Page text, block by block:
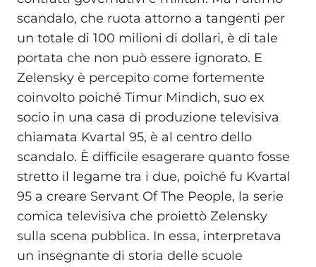
scandalo, che ruota attorno a tangenti per
un totale di 100 milioni di dollari, è di tale
portata che non può essere ignorato. E
Zelensky è percepito come fortemente
coinvolto poiché Timur Mindich, suo ex
socio in una casa di produzione televisiva
chiamata Kvartal 95, è al centro dello
scandalo. È difficile esagerare quanto fosse
stretto il legame tra i due, poiché fu Kvartal
95 a creare Servant Of The People, la serie
comica televisiva che proiettò Zelensky
sulla scena pubblica. In essa, interpretava
un insegnante di storia delle scuole